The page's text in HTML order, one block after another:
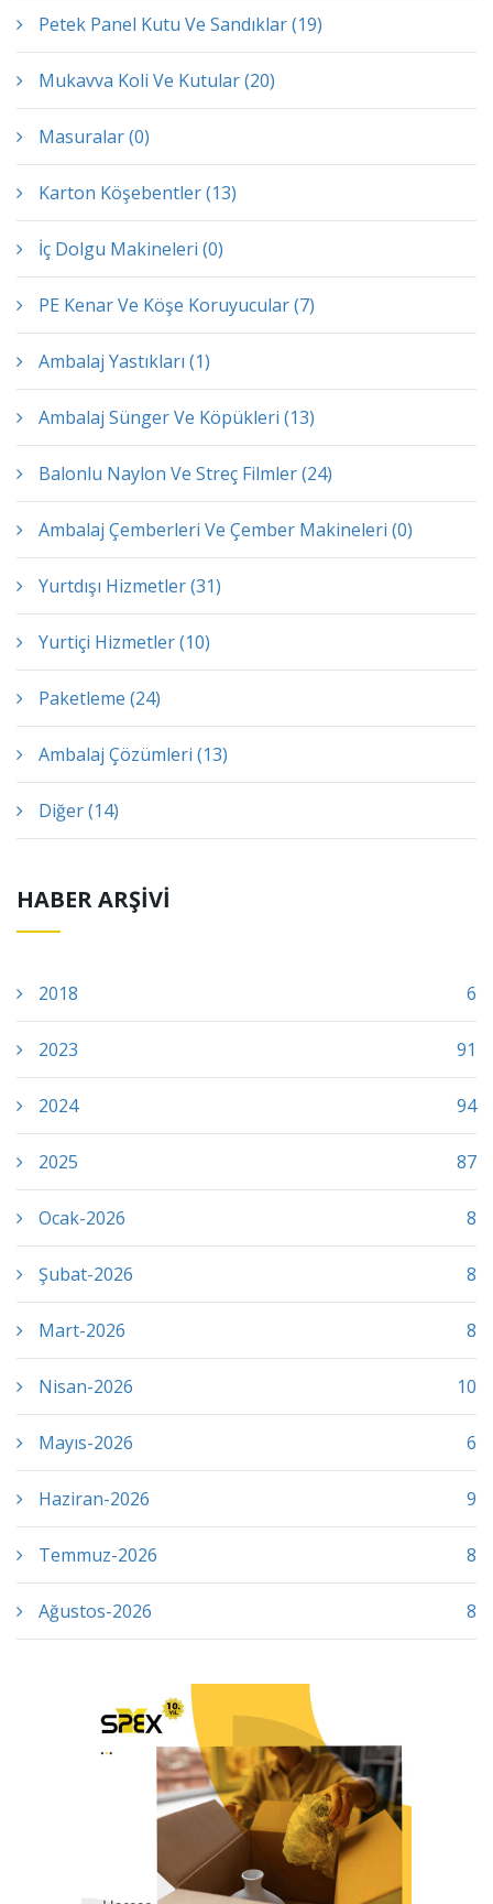
Petek Panel Kutu Ve Sandıklar (19)
Mukavva Koli Ve Kutular (20)
Masuralar (0)
Karton Köşebentler (13)
İç Dolgu Makineleri (0)
PE Kenar Ve Köşe Koruyucular (7)
Ambalaj Yastıkları (1)
Ambalaj Sünger Ve Köpükleri (13)
Balonlu Naylon Ve Streç Filmler (24)
Ambalaj Çemberleri Ve Çember Makineleri (0)
Yurtdışı Hizmetler (31)
Yurtiçi Hizmetler (10)
Paketleme (24)
Ambalaj Çözümleri (13)
Diğer (14)
HABER ARŞİVİ
2018 6
2023 91
2024 94
2025 87
Ocak-2026 8
Şubat-2026 8
Mart-2026 8
Nisan-2026 10
Mayıs-2026 6
Haziran-2026 9
Temmuz-2026 8
Ağustos-2026 8